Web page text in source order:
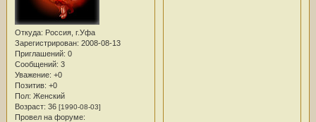
Откуда: Россия, г.Уфа
Зарегистрирован: 2008-08-13
Приглашений: 0
Сообщений: 3
Уважение: +0
Позитив: +0
Пол: Женский
Возраст: 36 [1990-08-03]
Провел на форуме: